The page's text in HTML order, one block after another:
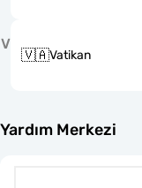
V
🇻🇦Vatikan
Yardım Merkezi